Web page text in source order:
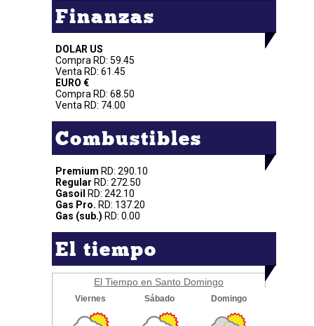
Finanzas
DOLAR US
Compra RD: 59.45
Venta RD: 61.45
EURO €
Compra RD: 68.50
Venta RD: 74.00
Combustibles
Premium RD: 290.10
Regular RD: 272.50
Gasoil
RD: 242.10
Gas Pro. RD: 137.20
Gas (sub.) RD: 0.00
El tiempo
El Tiempo en Santo Domingo